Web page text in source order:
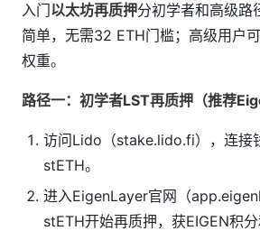
入门以太坊再质押分初学者和高级路
简单，无需32 ETH门槛；高级用户
权重。
路径一：初学者LST再质押（推荐
访问Lido（stake.lido.fi），连接
stETH。
进入EigenLayer官网（
stETH开始再质押，获EIGEN积分